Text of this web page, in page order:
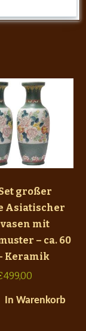
großer
Asiatischer
mit
– ca. 60
Keramik
499,00
In Warenkorb